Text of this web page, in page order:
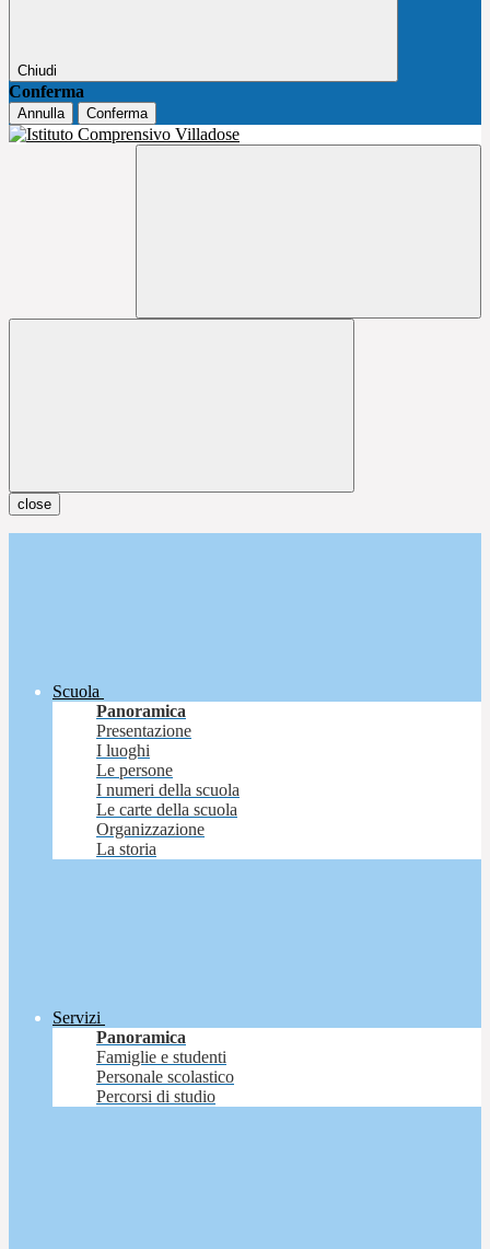
Chiudi
Conferma
Annulla Conferma
close
Scuola
Panoramica
Presentazione
I luoghi
Le persone
I numeri della scuola
Le carte della scuola
Organizzazione
La storia
Servizi
Panoramica
Famiglie e studenti
Personale scolastico
Percorsi di studio